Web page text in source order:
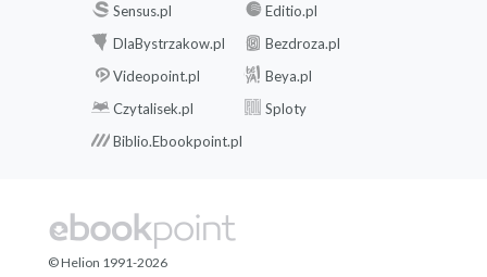
Sensus.pl
Editio.pl
DlaBystrzakow.pl
Bezdroza.pl
Videopoint.pl
Beya.pl
Czytalisek.pl
Sploty
Biblio.Ebookpoint.pl
© Helion 1991-2026